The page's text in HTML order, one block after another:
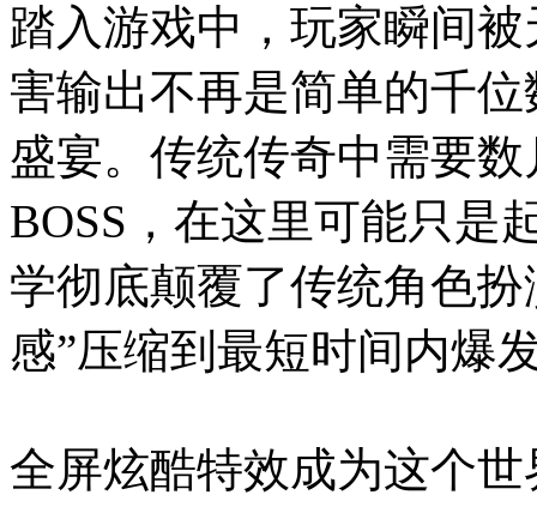
踏入游戏中，玩家瞬间
害输出不再是简单的千
盛宴。传统传奇中需要
BOSS，在这里可能只是
学彻底颠覆了传统角色
感”压缩到最短时间内爆
全屏炫酷特效成为这个